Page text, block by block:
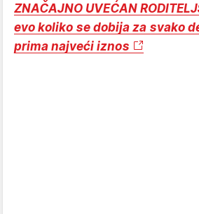
ZNAČAJNO UVEĆAN
evo koliko se dobija za svako
prima najveći iznos